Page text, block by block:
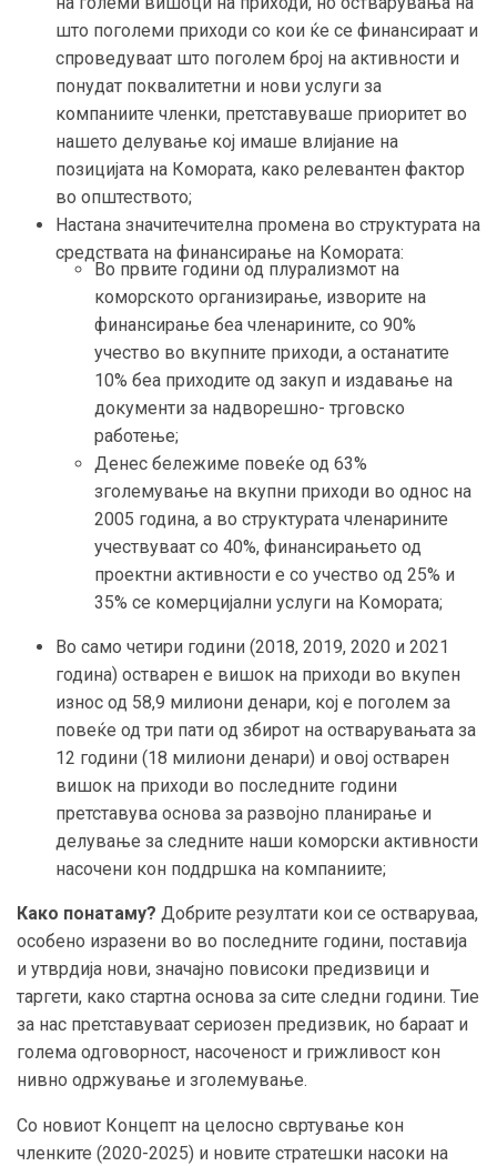
што поголеми приходи со кои ќе се финансираат и
спроведуваат што поголем број на активности и
понудат поквалитетни и нови услуги за
компаниите членки, претставуваше приоритет во
нашето делување кој имаше влијание на
позицијата на Комората, како релевантен фактор
во општеството;
Настана значитечителна промена во структурата на
средствата на финансирање на Комората:
Во првите години од плурализмот на
коморското организирање, изворите на
финансирање беа членарините, со 90%
учество во вкупните приходи, а останатите
10% беа приходите од закуп и издавање на
документи за надворешно- трговско
работење;
Денес бележиме повеќе од 63%
зголемување на вкупни приходи во однос на
2005 година, а во структурата членарините
учествуваат со 40%, финансирањето од
проектни активности е со учество од 25% и
35% се комерцијални услуги на Комората;
Во само четири години (2018, 2019, 2020 и 2021
година) остварен е вишок на приходи во вкупен
износ од 58,9 милиони денари, кој е поголем за
повеќе од три пати од збирот на остварувањата за
12 години (18 милиони денари) и овој остварен
вишок на приходи во последните години
претставува основа за развојно планирање и
делување за следните наши коморски активности
насочени кон поддршка на компаниите;
Како понатаму? Добрите резултати кои се остваруваа,
особено изразени во во последните години, поставија
и утврдија нови, значајно повисоки предизвици и
таргети, како стартна основа за сите следни години. Тие
за нас претставуваат сериозен предизвик, но бараат и
голема одговорност, насоченост и грижливост кон
нивно одржување и зголемување.
Со новиот Концепт на целосно свртување кон
членките (2020-2025) и новите стратешки насоки на